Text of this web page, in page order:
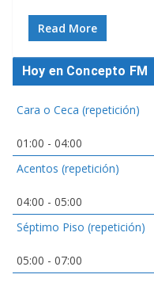
Read More
Hoy en Concepto FM
Cara o Ceca (repetición)
01:00 - 04:00
Acentos (repetición)
04:00 - 05:00
Séptimo Piso (repetición)
05:00 - 07:00